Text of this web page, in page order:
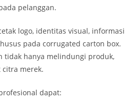
pelanggan.
logo, identitas visual, informasi
pada corrugated carton box.
tidak hanya melindungi produk,
merek.
dapat: